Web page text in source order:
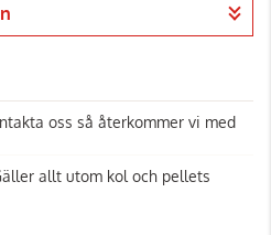
oss så återkommer vi med
allt utom kol och pellets